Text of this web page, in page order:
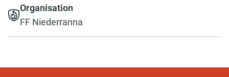
Organisation
FF Niederranna